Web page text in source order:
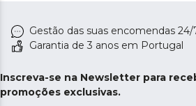
Gestão das suas encomendas 24/
Garantia de 3 anos em Portugal
Inscreva-se na Newsletter para
promoções exclusivas.